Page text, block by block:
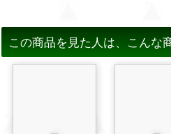
この商品を見た人は、こんな